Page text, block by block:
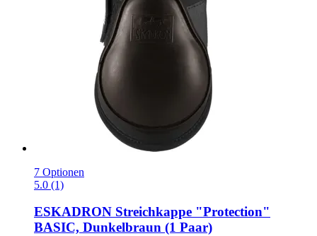
7 Optionen
5.0 (1)
ESKADRON Streichkappe "Protection"
BASIC, Dunkelbraun (1 Paar)